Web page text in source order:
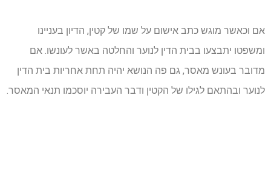
אם וכאשר מוגש כתב אישום על שמו של קטין, הדיון בעניינו
ומשפטו יתבצעו בבית הדין לנוער והחלטה באשר לעונשו. אם
מדובר בעונש מאסר, גם פה הנושא יהיה תחת אחריות בית הדין
לנוער ובהתאם לגילו של הקטין ודבר העבירה יוסכמו תנאי המאסר.